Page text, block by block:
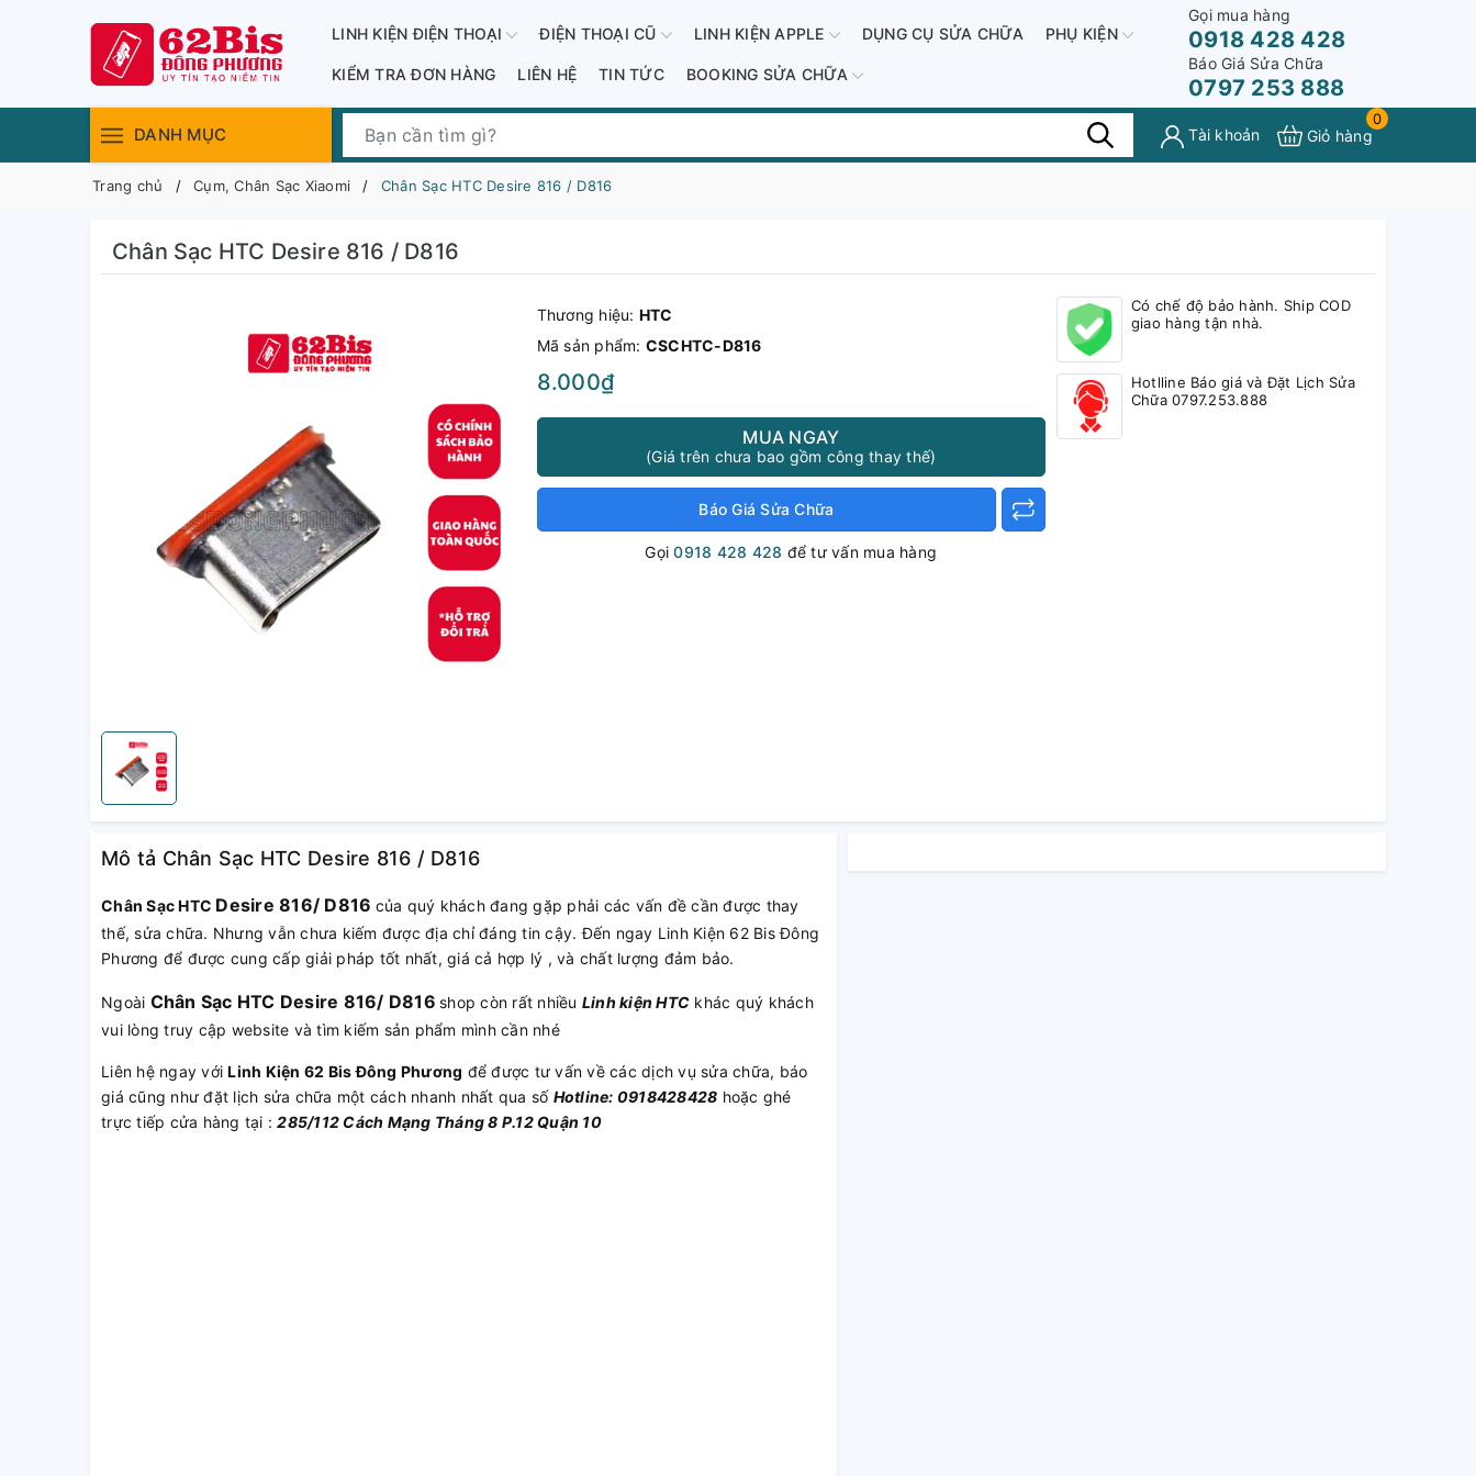
LINH KIỆN ĐIỆN THOẠI ĐIỆN THOẠI CŨ LINH KIỆN APPLE DỤNG CỤ SỬA CHỮA PHỤ KIỆN
KIỂM TRA ĐƠN HÀNG LIÊN HỆ TIN TỨC BOOKING SỬA CHỮA
Gọi mua hàng
0918 428 428
Báo Giá Sửa Chữa
0797 253 888
DANH MỤC Tài khoản
0
Giỏ hàng
Trang chủ Cụm, Chân Sạc Xiaomi Chân Sạc HTC Desire 816 / D816
Chân Sạc HTC Desire 816 / D816
Thương hiệu: HTC
Mã sản phẩm: CSCHTC-D816
8.000₫
MUA NGAY
(Giá trên chưa bao gồm công thay thế)
Báo Giá Sửa Chữa
Gọi0918 428 428 để tư vấn mua hàng
Có chế độ bảo hành. Ship COD
giao hàng tận nhà.
Hotlline Báo giá và Đặt Lịch Sửa
Chữa 0797.253.888
Mô tả Chân Sạc HTC Desire 816 / D816
Chân Sạc HTC Desire 816/ D816 của quý khách đang gặp phải các vấn đề cần được thay
thế, sửa chữa. Nhưng vẫn chưa kiếm được địa chỉ đáng tin cậy. Đến ngay Linh Kiện 62 Bis Đông
Phương để được cung cấp giải pháp tốt nhất, giá cả hợp lý , và chất lượng đảm bảo.
Ngoài Chân Sạc HTC Desire 816/ D816 shop còn rất nhiều Linh kiện HTC khác quý khách
vui lòng truy cập website và tìm kiếm sản phẩm mình cần nhé
Liên hệ ngay vớiLinh Kiện 62 Bis Đông Phương để được tư vấn về các dịch vụ sửa chữa, báo
giá cũng như đặt lịch sửa chữa một cách nhanh nhất qua số Hotline: 0918428428 hoặc ghé
trực tiếp cửa hàng tại :285/112 Cách Mạng Tháng 8 P.12 Quận 10